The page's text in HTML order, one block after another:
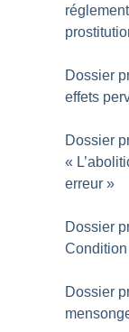
Dossier
effets
Dossier
«
erreur »
Dossier
Dossier